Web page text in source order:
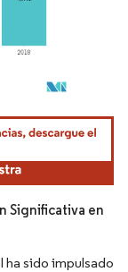
según CC BY 4.0.
Significativa en
ha sido impulsado